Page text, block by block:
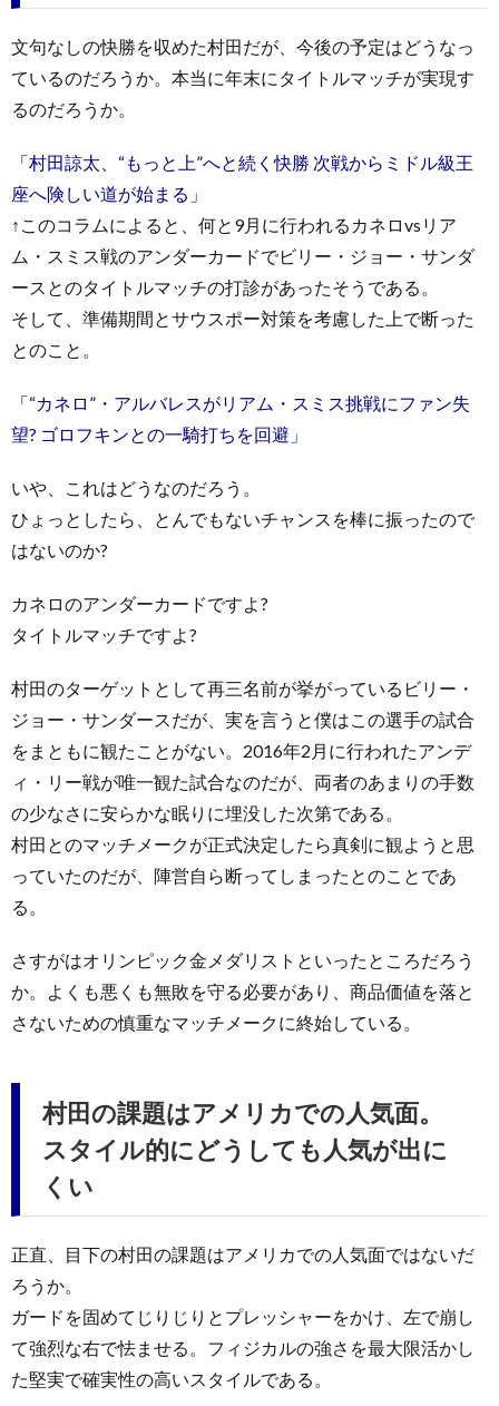
文句なしの快勝を収めた村田だが、今後の予定はどうなっ
ているのだろうか。本当に年末にタイトルマッチが実現す
るのだろうか。
「村田諒太、“もっと上”へと続く快勝 次戦からミドル級王
座へ険しい道が始まる」
↑このコラムによると、何と9月に行われるカネロvsリア
ム・スミス戦のアンダーカードでビリー・ジョー・サンダ
ースとのタイトルマッチの打診があったそうである。
そして、準備期間とサウスポー対策を考慮した上で断った
とのこと。
「“カネロ”・アルバレスがリアム・スミス挑戦にファン失
望? ゴロフキンとの一騎打ちを回避」
いや、これはどうなのだろう。
ひょっとしたら、とんでもないチャンスを棒に振ったので
はないのか?
カネロのアンダーカードですよ?
タイトルマッチですよ?
村田のターゲットとして再三名前が挙がっているビリー・
ジョー・サンダースだが、実を言うと僕はこの選手の試合
をまともに観たことがない。2016年2月に行われたアンデ
ィ・リー戦が唯一観た試合なのだが、両者のあまりの手数
の少なさに安らかな眠りに埋没した次第である。
村田とのマッチメークが正式決定したら真剣に観ようと思
っていたのだが、陣営自ら断ってしまったとのことであ
る。
さすがはオリンピック金メダリストといったところだろう
か。よくも悪くも無敗を守る必要があり、商品価値を落と
さないための慎重なマッチメークに終始している。
村田の課題はアメリカでの人気面。
スタイル的にどうしても人気が出に
くい
正直、目下の村田の課題はアメリカでの人気面ではないだ
ろうか。
ガードを固めてじりじりとプレッシャーをかけ、左で崩し
て強烈な右で怯ませる。フィジカルの強さを最大限活かし
た堅実で確実性の高いスタイルである。